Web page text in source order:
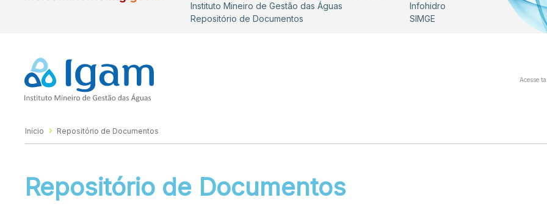
Instituto Mineiro de Gestão das Águas
Repositório de Documentos
Infohidro
SIMGE
Acesse
Início Repositório de Documentos
Repositório de Documentos